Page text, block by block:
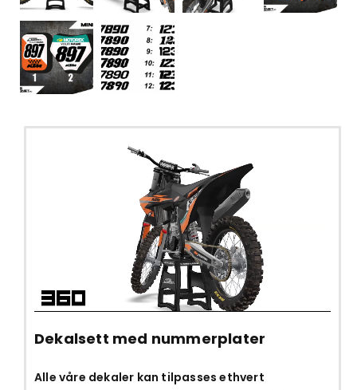
Dekalsett med nummerplater
Alle våre dekaler kan tilpasses ethvert